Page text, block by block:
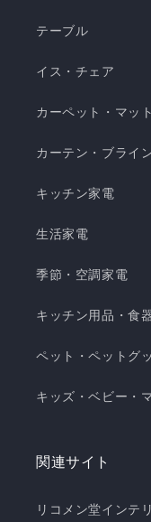
暑地 くしゅくし
テーブル
イス・チェア
カーペット・マッ
カーテン・ブライ
キッチン家電
生活家電
季節・空調家電
キッチン用品・食
ペット・ペットグ
キッズ・ベビー・
関連サイト
リコメン堂インテ